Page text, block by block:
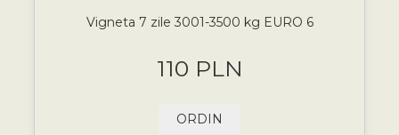
Vigneta 7 zile 3001-3500 kg EURO 6
110 PLN
ORDIN